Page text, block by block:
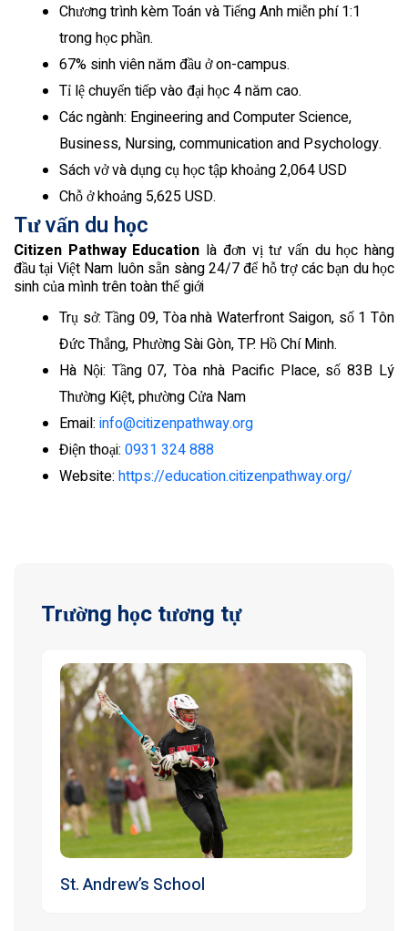
Chương trình kèm Toán và Tiếng Anh miễn phí 1:1
trong học phần.
67% sinh viên năm đầu ở on-campus.
Tỉ lệ chuyển tiếp vào đại học 4 năm cao.
Các ngành: Engineering and Computer Science,
Business, Nursing, communication and Psychology.
Sách vở và dụng cụ học tập khoảng 2,064 USD
Chỗ ở khoảng 5,625 USD.
Tư vấn du học
Citizen Pathway Education là đơn vị tư vấn du học hàng
đầu tại Việt Nam luôn sẵn sàng 24/7 để hỗ trợ các bạn du học
sinh của mình trên toàn thế giới
Trụ sở: Tầng 09, Tòa nhà Waterfront Saigon, số 1 Tôn
Đức Thắng, Phường Sài Gòn, TP. Hồ Chí Minh.
Hà Nội: Tầng 07, Tòa nhà Pacific Place, số 83B Lý
Thường Kiệt, phường Cửa Nam
Email: info@citizenpathway.org
Điện thoại: 0931 324 888
Website: https://education.citizenpathway.org/
Trường học tương tự
St. Andrew’s School